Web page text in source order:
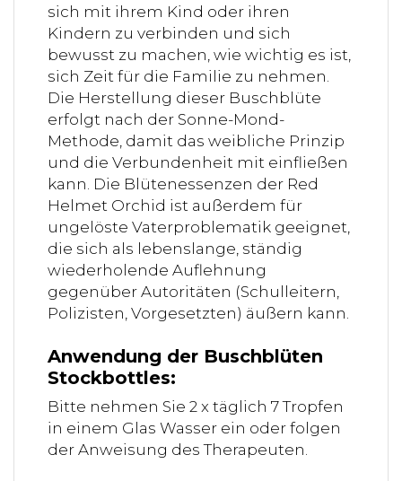
sich mit ihrem Kind oder ihren
Kindern zu verbinden und sich
bewusst zu machen, wie wichtig es ist,
sich Zeit für die Familie zu nehmen.
Die Herstellung dieser Buschblüte
erfolgt nach der Sonne-Mond-
Methode, damit das weibliche Prinzip
und die Verbundenheit mit einfließen
kann. Die Blütenessenzen der Red
Helmet Orchid ist außerdem für
ungelöste Vaterproblematik geeignet,
die sich als lebenslange, ständig
wiederholende Auflehnung
gegenüber Autoritäten (Schulleitern,
Polizisten, Vorgesetzten) äußern kann.
Anwendung der Buschblüten
Stockbottles:
Bitte nehmen Sie 2 x täglich 7 Tropfen
in einem Glas Wasser ein oder folgen
der Anweisung des Therapeuten.